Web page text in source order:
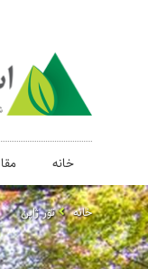
خانه
خانه تور ژاپن